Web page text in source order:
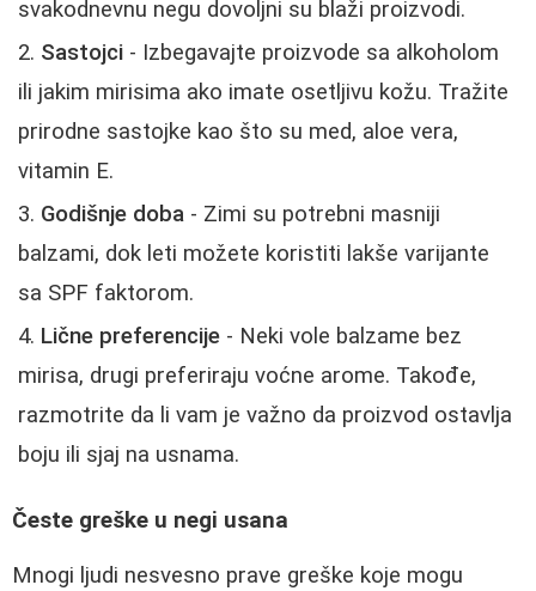
svakodnevnu negu dovoljni su blaži proizvodi.
Sastojci - Izbegavajte proizvode sa alkoholom
ili jakim mirisima ako imate osetljivu kožu. Tražite
prirodne sastojke kao što su med, aloe vera,
vitamin E.
Godišnje doba - Zimi su potrebni masniji
balzami, dok leti možete koristiti lakše varijante
sa SPF faktorom.
Lične preferencije - Neki vole balzame bez
mirisa, drugi preferiraju voćne arome. Takođe,
razmotrite da li vam je važno da proizvod ostavlja
boju ili sjaj na usnama.
Česte greške u negi usana
Mnogi ljudi nesvesno prave greške koje mogu